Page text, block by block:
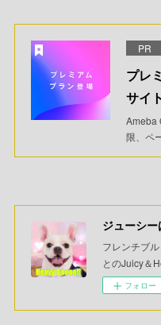
PR
プレ
サイ
Ameba
限、ペ
ジューシ
フレンチブ
とのJuicy＆
フォロー